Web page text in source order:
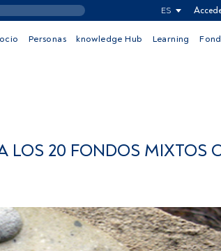
ES
Personas knowledge Hub Learning
LOS 20 FONDOS MIXTOS